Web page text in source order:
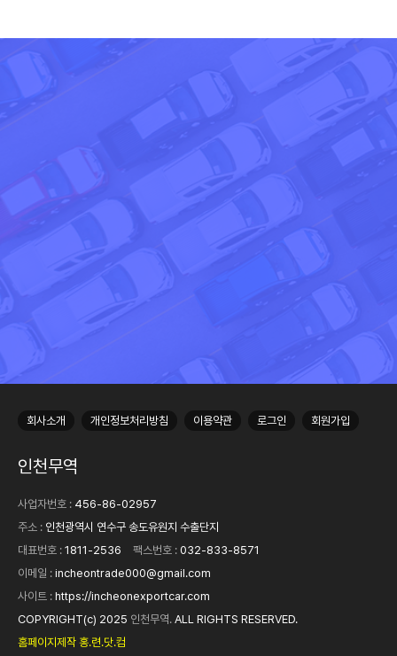
회사소개 개인정보처리방침 이용약관 로그인 회원가입
인천무역
사업자번호 : 456-86-02957
주소 : 인천광역시 연수구 송도유원지 수출단지
대표번호 : 1811-2536 팩스번호 : 032-833-8571
이메일 : incheontrade000@gmail.com
사이트 : https://incheonexportcar.com
COPYRIGHT(c) 2025 인천무역. ALL RIGHTS RESERVED.
홈페이지제작 홍.련.닷.컴